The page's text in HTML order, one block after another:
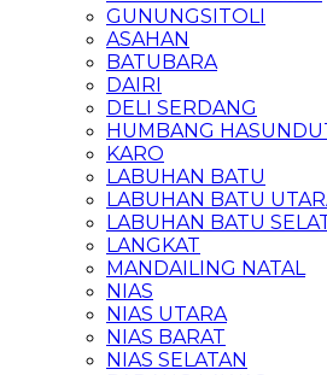
GUNUNGSITOLI
ASAHAN
BATUBARA
DAIRI
DELI SERDANG
HUMBANG
KARO
LABUHAN BATU
LABUHAN BATU
LABUHAN BATU
LANGKAT
MANDAILING NATAL
NIAS
NIAS UTARA
NIAS BARAT
NIAS SELATAN